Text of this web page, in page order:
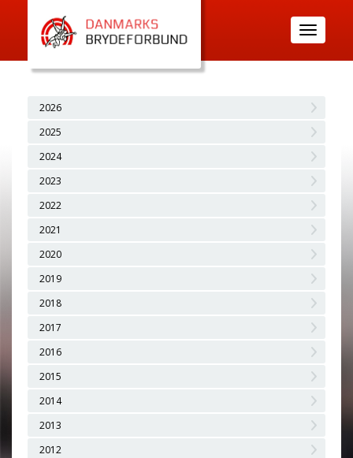
Toggle
navigation
2026
2025
2024
2023
2022
2021
2020
2019
2018
2017
2016
2015
2014
2013
2012